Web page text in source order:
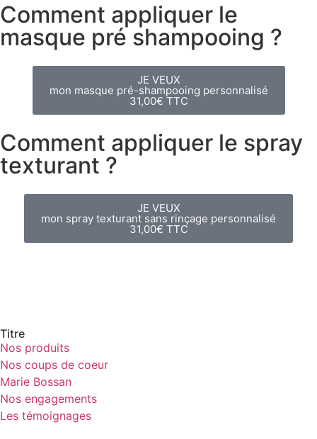
Comment appliquer le
masque pré shampooing ?
JE VEUX
mon masque pré-shampooing personnalisé
31,00€ TTC
Comment appliquer le spray
texturant ?
JE VEUX
mon spray texturant sans rinçage personnalisé
31,00€ TTC
Titre
Nos produits
Nos coups de coeur
Marie Bossan
Nos engagements
Les témoignages